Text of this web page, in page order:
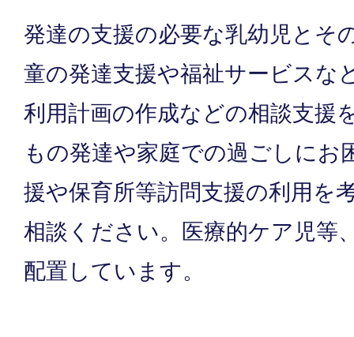
発達の支援の必要な乳幼児とそ
童の発達支援や福祉サービスな
利用計画の作成などの相談支援
もの発達や家庭での過ごしにお
援や保育所等訪問支援の利用を
相談ください。医療的ケア児等
配置しています。